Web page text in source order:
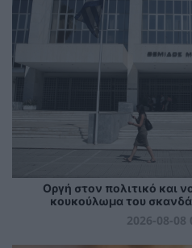
Οργή στον πολιτικό και
κουκούλωμα του
2026-08-08